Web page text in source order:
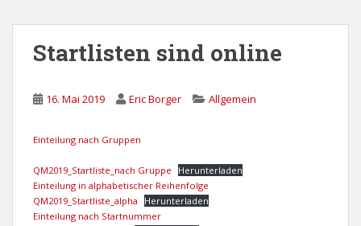
Startlisten sind online
16. Mai 2019 Eric Borger Allgemein
Einteilung nach Gruppen
QM2019_Startliste_nach Gruppe
Herunterladen
Einteilung in alphabetischer Reihenfolge
QM2019_Startliste_alpha
Herunterladen
Einteilung nach Startnummer